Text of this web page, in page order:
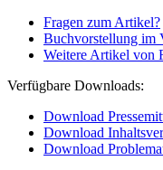
Fragen zum Artikel?
Buchvorstellung im
Weitere Artikel von
Verfügbare Downloads:
Download
Download
Download